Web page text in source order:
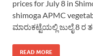
prices for July 8 in
shimoga APMC
ಮಾರುಕಟ್ಟೆಯಲ್ಲಿ ಜುಲೈ 8
READ MORE